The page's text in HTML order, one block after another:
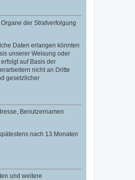
der Strafverfolgung
Daten erlangen könnten
unserer Weisung oder
auf Basis der
nicht an Dritte
gesetzlicher
Benutzernamen
nach 13 Monaten
und weitere